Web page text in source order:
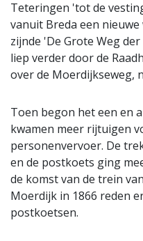
Teteringen 'tot de
vanuit Breda een
zijnde 'De Grote Weg
liep verder door de
over de Moerdijkseweg,
Toen begon het een en
kwamen meer rijtuigen
personenvervoer. De
en de postkoets ging
de komst van de trein
Moerdijk in 1866 reden
postkoetsen.